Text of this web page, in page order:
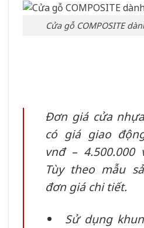
Cửa gỗ COMPOSITE
Đơn giá cửa
có giá giao
vnđ – 4.500.000
Tùy theo mẫu
đơn giá chi tiết.
Sử dụng